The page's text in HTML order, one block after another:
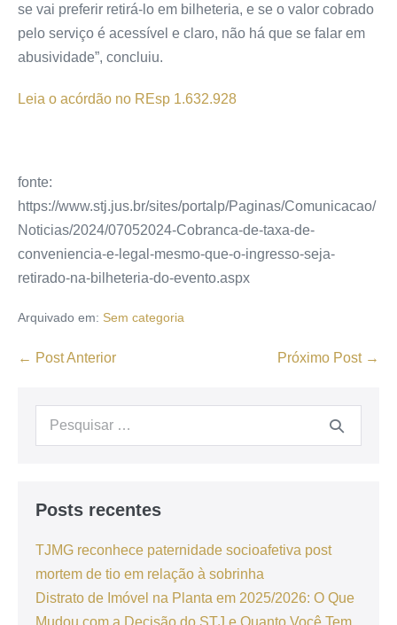
se vai preferir retirá-lo em bilheteria, e se o valor cobrado
pelo serviço é acessível e claro, não há que se falar em
abusividade”, concluiu.
Leia o acórdão no REsp 1.632.928
fonte:
https://www.stj.jus.br/sites/portalp/Paginas/Comunicacao/
Noticias/2024/07052024-Cobranca-de-taxa-de-
conveniencia-e-legal-mesmo-que-o-ingresso-seja-
retirado-na-bilheteria-do-evento.aspx
Arquivado em: Sem categoria
← Post Anterior Próximo Post →
Posts recentes
TJMG reconhece paternidade socioafetiva post
mortem de tio em relação à sobrinha
Distrato de Imóvel na Planta em 2025/2026: O Que
Mudou com a Decisão do STJ e Quanto Você Tem